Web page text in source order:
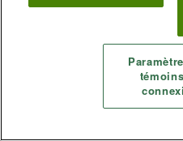
Lundi au
13h à
Copyright © 2026. All rights